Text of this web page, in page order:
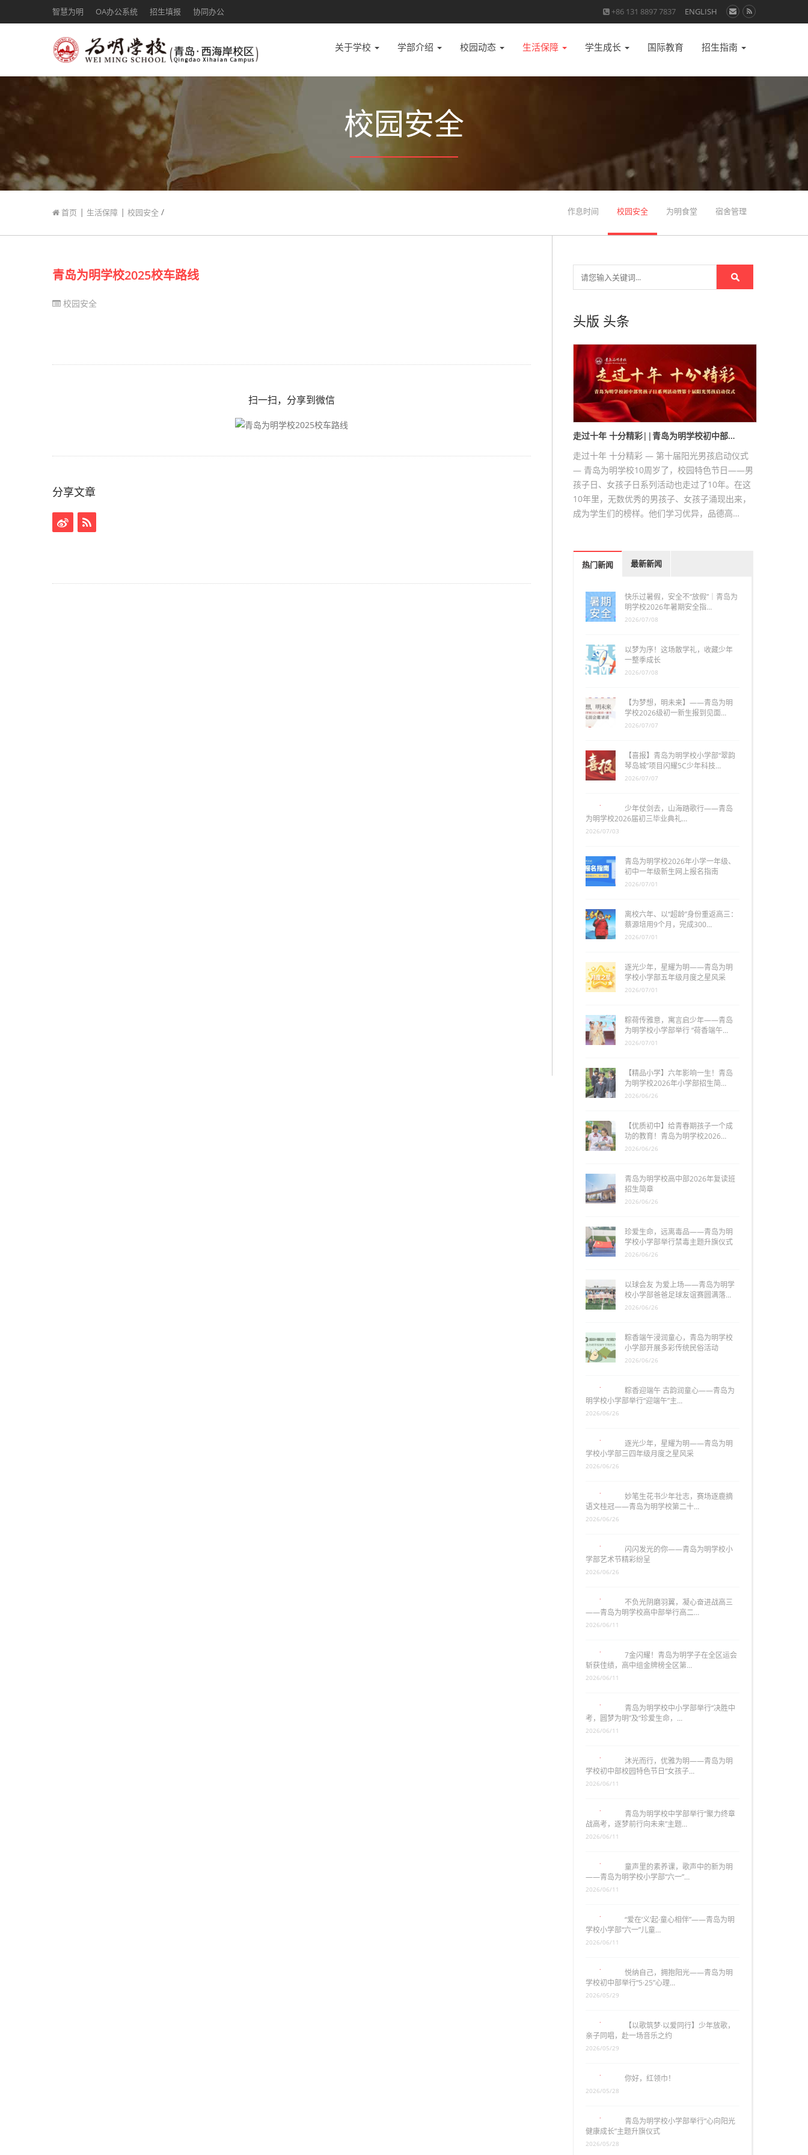
智慧为明 OA办公系统 招生填报 协同办公 +86 131 8897 7837 ENGLISH
关于学校 学部介绍 校园动态 生活保障 学生成长 国际教育 招生指南
校园安全
首页 | 生活保障 | 校园安全 / 作息时间 校园安全 为明食堂 宿舍管理
青岛为明学校2025校车路线
校园安全
扫一扫，分享到微信
分享文章
头版 头条
走过十年 十分精彩||青岛为明学校初中部…
走过十年 十分精彩 — 第十届阳光男孩启动仪式
— 青岛为明学校10周岁了，校园特色节日——男
孩子日、女孩子日系列活动也走过了10年。在这
10年里，无数优秀的男孩子、女孩子涌现出来，
成为学生们的榜样。他们学习优异，品德高…
热门新闻 最新新闻
快乐过暑假，安全不“放假”｜青岛为
明学校2026年暑期安全指…
2026/07/08
以梦为序！这场散学礼，收藏少年
一整季成长
2026/07/08
【为梦想，明未来】——青岛为明
学校2026级初一新生报到见面…
2026/07/07
【喜报】青岛为明学校小学部“翠韵
琴岛城”项目闪耀5C少年科技…
2026/07/07
少年仗剑去，山海踏歌行——青岛
为明学校2026届初三毕业典礼…
青岛为明学校2026年小学一年级、
初中一年级新生网上报名指南
2026/07/01
离校六年、以“超龄”身份重返高三：
蔡源培用9个月，完成300…
2026/07/01
逐光少年，星耀为明——青岛为明
学校小学部五年级月度之星风采
2026/07/01
粽荷传雅意，寓言启少年——青岛
为明学校小学部举行 “荷香端午…
2026/07/01
【精品小学】六年影响一生！青岛
为明学校2026年小学部招生简…
2026/06/26
【优质初中】给青春期孩子一个成
功的教育！青岛为明学校2026…
2026/06/26
青岛为明学校高中部2026年复读班
招生简章
2026/06/26
珍爱生命，远离毒品——青岛为明
学校小学部举行禁毒主题升旗仪式
2026/06/26
以球会友 为爱上场——青岛为明学
校小学部爸爸足球友谊赛圆满落…
2026/06/26
粽香端午浸润童心，青岛为明学校
小学部开展多彩传统民俗活动
2026/06/26
粽香迎端午 古韵润童心——青岛为
明学校小学部举行“迎端午”主…
逐光少年，星耀为明——青岛为明
学校小学部三四年级月度之星风采
妙笔生花书少年壮志，赛场逐鹿摘
语文桂冠——青岛为明学校第二十…
闪闪发光的你——青岛为明学校小
学部艺术节精彩纷呈
不负光阴磨羽翼，凝心奋进战高三
——青岛为明学校高中部举行高二…
7金闪耀！青岛为明学子在全区运会
斩获佳绩，高中组金牌榜全区第…
青岛为明学校中小学部举行“决胜中
考，圆梦为明”及“珍爱生命，…
沐光而行，优雅为明——青岛为明
学校初中部校园特色节日“女孩子…
青岛为明学校中学部举行“聚力终章
战高考，逐梦前行向未来”主题…
2026/06/11
童声里的素养课，歌声中的新为明
——青岛为明学校小学部“六一”…
“爱在‘义’起·童心相伴”——青岛为明
学校小学部“六一”儿童…
悦纳自己，拥抱阳光——青岛为明
学校初中部举行“5·25”心理…
【以歌筑梦·以爱同行】少年放歌，
亲子同唱，赴一场音乐之约
你好，红领巾！
2026/05/28
青岛为明学校小学部举行“心向阳光
健康成长”主题升旗仪式